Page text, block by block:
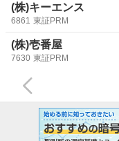
(株)キーエンス
6861 東証PRM
(株)壱番屋
7630 東証PRM